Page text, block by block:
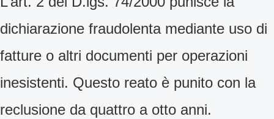
dichiarazione fraudolenta mediante uso di
fatture o altri documenti per operazioni
inesistenti. Questo reato è punito con la
reclusione da quattro a otto anni.